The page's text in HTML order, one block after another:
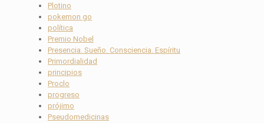
Plotino
pokemon go
política
Premio Nobel
Presencia. Sueño. Consciencia. Espíritu
Primordialidad
principios
Proclo
progreso
prójimo
Pseudomedicinas